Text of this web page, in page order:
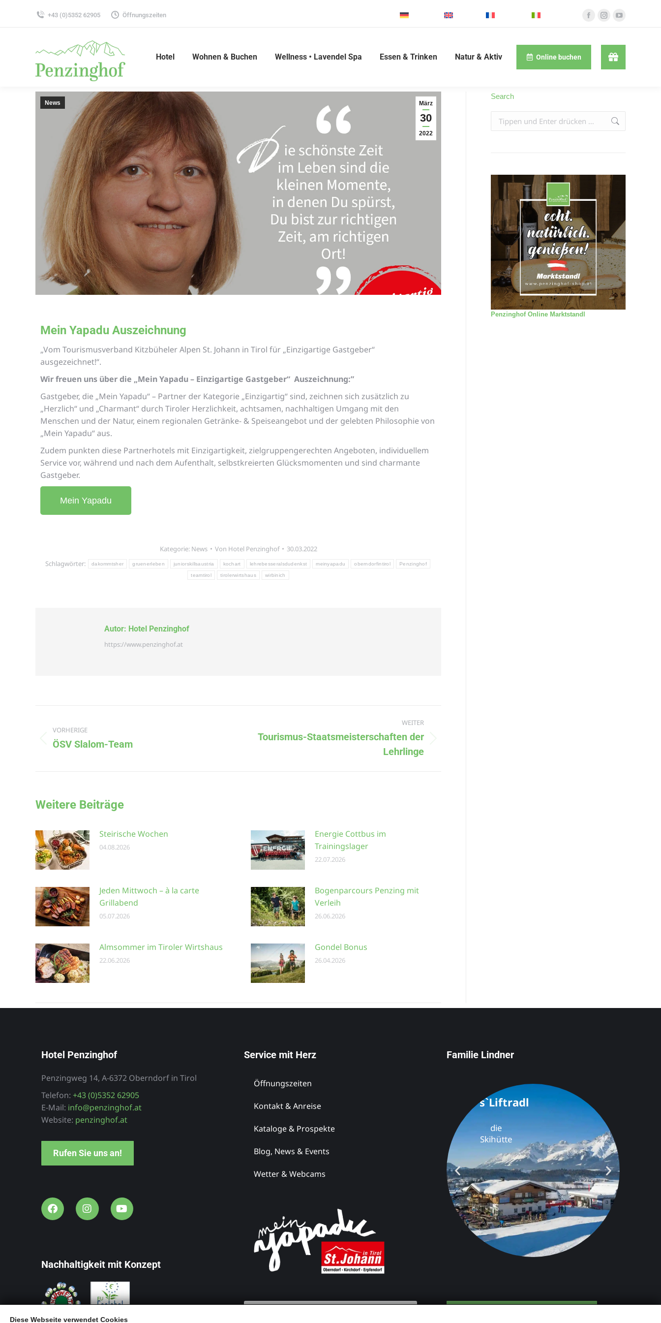
Diese Webseite verwendet Cookies
+43 (0)5352 62905 Öffnungszeiten
Hotel Wohnen & Buchen Wellness • Lavendel Spa Essen & Trinken Natur & Aktiv Online buchen
März
30
2022
News
Mein Yapadu Auszeichnung
„Vom Tourismusverband Kitzbüheler Alpen St. Johann in Tirol für „Einzigartige Gastgeber“
ausgezeichnet!“.
Wir freuen uns über die „Mein Yapadu – Einzigartige Gastgeber“ Auszeichnung:”
Gastgeber, die „Mein Yapadu“ – Partner der Kategorie „Einzigartig“ sind, zeichnen sich zusätzlich zu
„Herzlich“ und „Charmant“ durch Tiroler Herzlichkeit, achtsamen, nachhaltigen Umgang mit den
Menschen und der Natur, einem regionalen Getränke- & Speiseangebot und der gelebten Philosophie von
„Mein Yapadu“ aus.
Zudem punkten diese Partnerhotels mit Einzigartigkeit, zielgruppengerechten Angeboten, individuellem
Service vor, während und nach dem Aufenthalt, selbstkreierten Glücksmomenten und sind charmante
Gastgeber.
Mein Yapadu
Kategorie: News Von Hotel Penzinghof
30.03.2022
Schlagwörter:
dakommtsher gruenerleben juniorskillsaustria kochart lehrebesseralsdudenkst meinyapadu oberndorfintirol Penzinghof
teamtirol tirolerwirtshaus wirbinich
Autor: Hotel Penzinghof
https://www.penzinghof.at
VORHERIGE
ÖSV Slalom-Team
WEITER
Tourismus-Staatsmeisterschaften der
Lehrlinge
Weitere Beiträge
Steirische Wochen
04.08.2026
Energie Cottbus im
Trainingslager
22.07.2026
Jeden Mittwoch – à la carte
Grillabend
05.07.2026
Bogenparcours Penzing mit
Verleih
26.06.2026
Almsommer im Tiroler Wirtshaus
22.06.2026
Gondel Bonus
26.04.2026
Search
Penzinghof Online Marktstandl
Hotel Penzinghof
Penzingweg 14, A-6372 Oberndorf in Tirol
Telefon: +43 (0)5352 62905
E-Mail: info@penzinghof.at
Website: penzinghof.at
Rufen Sie uns an!
Nachhaltigkeit mit Konzept
Service mit Herz
Öffnungszeiten
Kontakt & Anreise
Kataloge & Prospekte
Blog, News & Events
Wetter & Webcams
Familie Lindner